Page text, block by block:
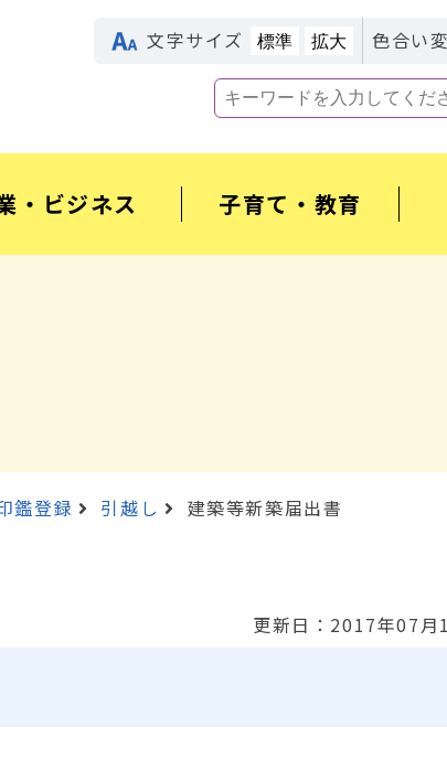
文字サイズ 標準 拡大 色合い
・ビジネス 子育て・教育
鑑登録 引越し 建築等新築届出書
更新日：2017年07月